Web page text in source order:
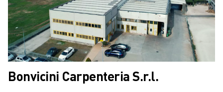
Bonvicini Carpenteria S.r.l.